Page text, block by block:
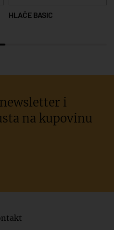
HLAČE BASIC
i
na kupovinu